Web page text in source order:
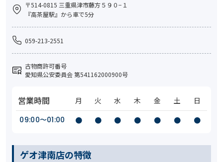
〒514-0815 三重県津市藤方５９０−１
『高茶屋駅』から車で5分
059-213-2551
古物商許可番号
愛知県公安委員会 第541162000900号
営業時間 月 火 水 木 金 土
日
09:00〜01:00
● ● ● ● ● ● ●
ゲオ津南店の特徴